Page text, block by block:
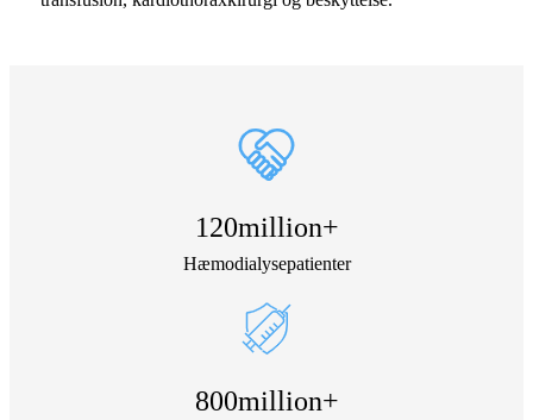
120million+
Hæmodialysepatienter
800million+